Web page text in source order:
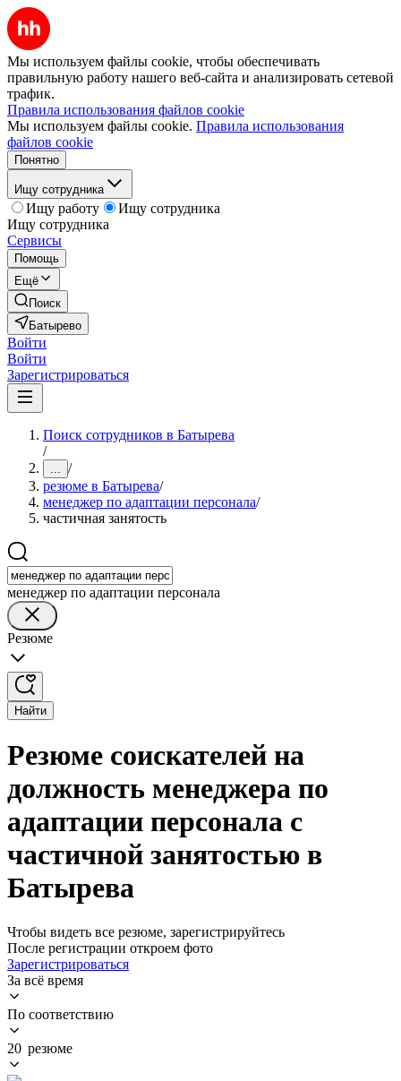
Мы используем файлы cookie, чтобы обеспечивать
правильную работу нашего веб-сайта и анализировать сетевой
трафик.
Правила использования файлов cookie
Мы используем файлы cookie. Правила использования
файлов cookie
Понятно
Ищу сотрудника
Ищу работу
Ищу сотрудника
Ищу сотрудника
Сервисы
Помощь
Ещё
Поиск
Батырево
Войти
Войти
Зарегистрироваться
Поиск сотрудников в Батырева
/
... /
резюме в Батырева/
менеджер по адаптации персонала/
частичная занятость
менеджер по адаптации персонала
Резюме
Найти
Резюме соискателей на
должность менеджера по
адаптации персонала с
частичной занятостью в
Батырева
Чтобы видеть все резюме, зарегистрируйтесь
После регистрации откроем фото
Зарегистрироваться
За всё время
По соответствию
20 резюме